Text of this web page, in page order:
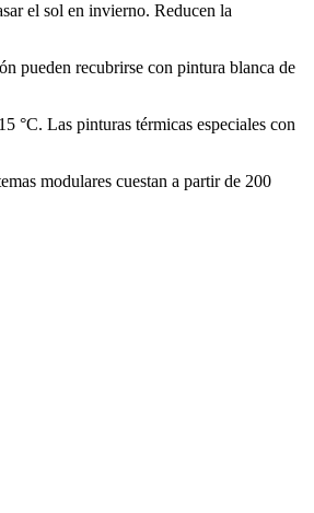
el sol en invierno. Reducen la
pueden recubrirse con pintura blanca de
°C. Las pinturas térmicas especiales con
modulares cuestan a partir de 200